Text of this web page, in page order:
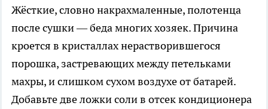
Жёсткие, словно накрахмаленные, полотенца
после сушки — беда многих хозяек. Причина
кроется в кристаллах нерастворившегося
порошка, застревающих между петельками
махры, и слишком сухом воздухе от батарей.
Добавьте две ложки соли в отсек кондиционера